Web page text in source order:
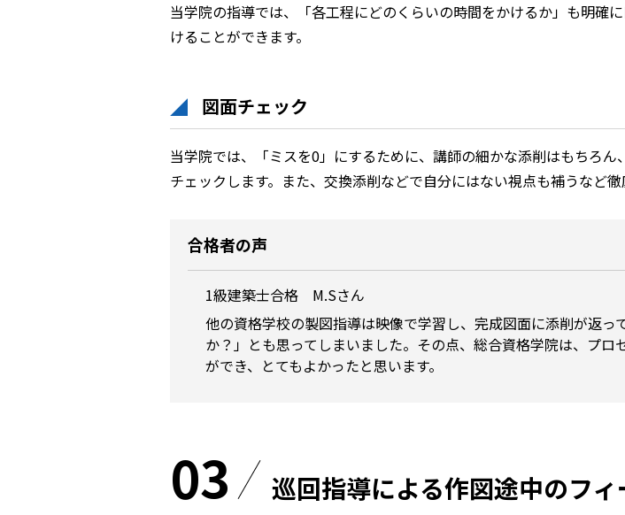
当学院の指導では、「各工程にどのくらいの時間をかけるか」も明確
けることができます。
図面チェック
当学院では、「ミスを0」にするために、講師の細かな添削はもちろ
チェックします。また、交換添削などで自分にはない視点も補うなど徹
合格者の声
1級建築士合格 M.Sさん
他の資格学校の製図指導は映像で学習し、完成図面に添削が返
か？」とも思ってしまいました。その点、総合資格学院は、プ
ができ、とてもよかったと思います。
03 巡回指導による作図途中のフィ